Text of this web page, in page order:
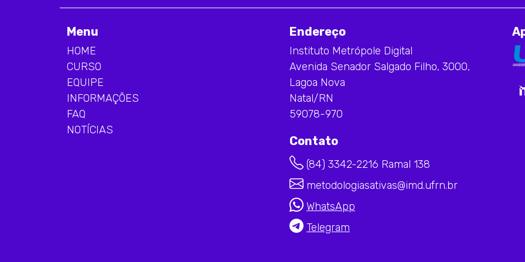
Menu
HOME
CURSO
EQUIPE
INFORMAÇÕES
FAQ
NOTÍCIAS
Endereço
Instituto Metrópole Digital
Avenida Senador Salgado Filho, 3000,
Lagoa Nova
Natal/RN
59078-970
Contato
(84) 3342-2216 Ramal 138
metodologiasativas@imd.ufrn.br
WhatsApp
Telegram